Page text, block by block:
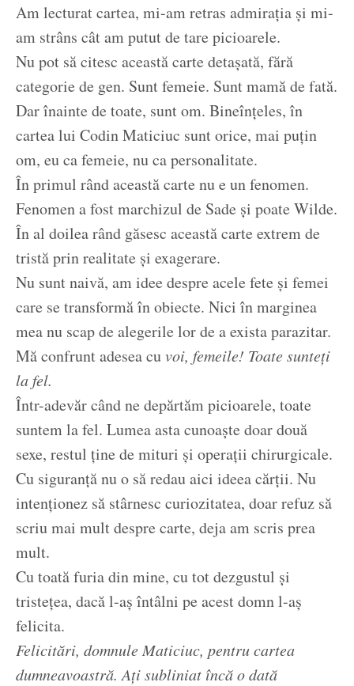
Am lecturat cartea, mi-am retras admirația și mi-
am strâns cât am putut de tare picioarele.
Nu pot să citesc această carte detașată, fără
categorie de gen. Sunt femeie. Sunt mamă de fată.
Dar înainte de toate, sunt om. Bineînțeles, în
cartea lui Codin Maticiuc sunt orice, mai puțin
om, eu ca femeie, nu ca personalitate.
În primul rând această carte nu e un fenomen.
Fenomen a fost marchizul de Sade și poate Wilde.
În al doilea rând găsesc această carte extrem de
tristă prin realitate și exagerare.
Nu sunt naivă, am idee despre acele fete și femei
care se transformă în obiecte. Nici în marginea
mea nu scap de alegerile lor de a exista parazitar.
Mă confrunt adesea cuvoi, femeile! Toate sunteți
la fel.
Într-adevăr când ne depărtăm picioarele, toate
suntem la fel. Lumea asta cunoaște doar două
sexe, restul ține de mituri și operații chirurgicale.
Cu siguranță nu o să redau aici ideea cărții. Nu
intenționez să stârnesc curiozitatea, doar refuz să
scriu mai mult despre carte, deja am scris prea
mult.
Cu toată furia din mine, cu tot dezgustul și
tristețea, dacă l-aș întâlni pe acest domn l-aș
felicita.
Felicitări, domnule Maticiuc, pentru cartea
dumneavoastră. Ați subliniat încă o dată